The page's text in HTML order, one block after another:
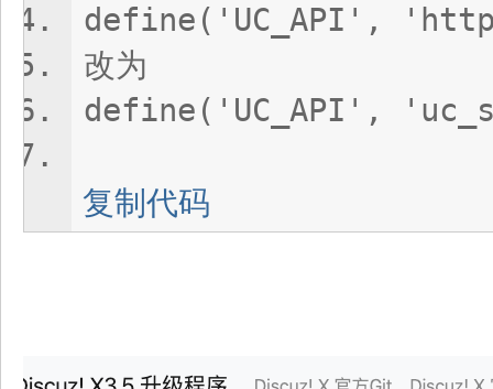
define('UC_API',
改为
define('UC_API',
复制代码